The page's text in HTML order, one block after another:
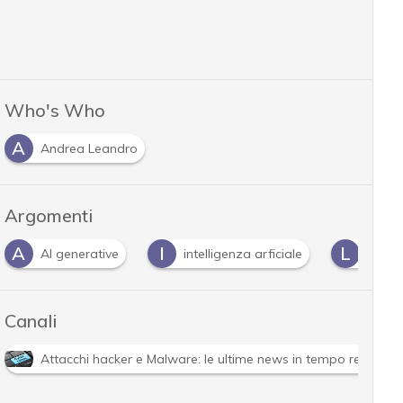
Who's Who
A
Andrea Leandro
Argomenti
A
AI generative I intelligenza arficiale L
Canali
Attacchi hacker e Malware: le ultime news in tempo reale e